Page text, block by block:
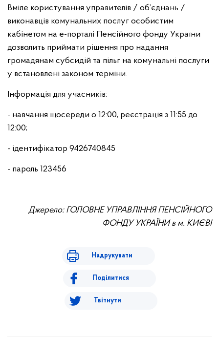
Вміле користування управителів / об’єднань /
виконавців комунальних послуг особистим
кабінетом на е-порталі Пенсійного фонду України
дозволить приймати рішення про надання
громадянам субсидій та пільг на комунальні послуги
у встановлені законом терміни.
Інформація для учасників:
- навчання щосереди о 12:00, реєстрація з 11:55 до
12:00;
- ідентифікатор 9426740845
- пароль 123456
Джерело: ГОЛОВНЕ УПРАВЛІННЯ ПЕНСІЙНОГО
ФОНДУ УКРАЇНИ в м. КИЄВІ
Надрукувати
Поділитися
Твітнути